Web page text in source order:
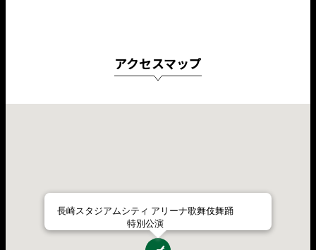
アクセスマップ
長崎スタジアムシティ アリーナ歌舞伎舞踊
特別公演